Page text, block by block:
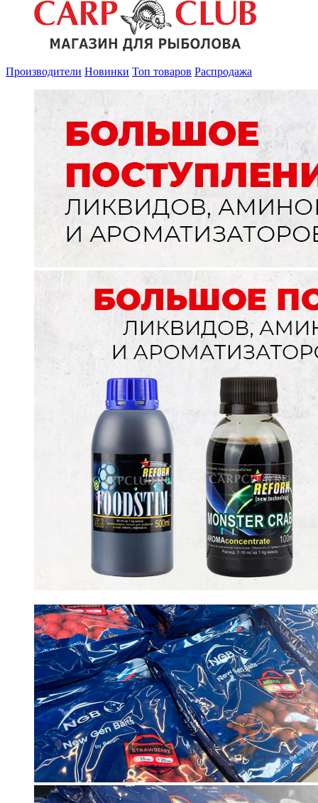
Производители Новинки Топ товаров Распродажа